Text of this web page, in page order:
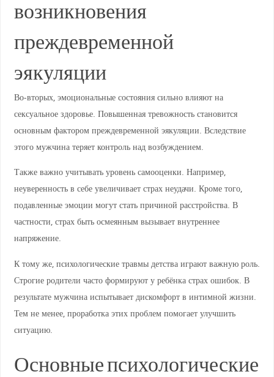
возникновения
преждевременной
эякуляции
Во-вторых, эмоциональные состояния сильно влияют на
сексуальное здоровье. Повышенная тревожность становится
основным фактором преждевременной эякуляции. Вследствие
этого мужчина теряет контроль над возбуждением.
Также важно учитывать уровень самооценки. Например,
неуверенность в себе увеличивает страх неудачи. Кроме того,
подавленные эмоции могут стать причиной расстройства. В
частности, страх быть осмеянным вызывает внутреннее
напряжение.
К тому же, психологические травмы детства играют важную роль.
Строгие родители часто формируют у ребёнка страх ошибок. В
результате мужчина испытывает дискомфорт в интимной жизни.
Тем не менее, проработка этих проблем помогает улучшить
ситуацию.
Основные психологические